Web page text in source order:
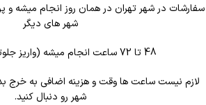
سفارشات در شهر تهران در همان روز انجام میشه و
شهر های دیگر
لازم نیست ساعت ها وقت و هزینه اضافی به خرج
شهر رو دنبال کنید.